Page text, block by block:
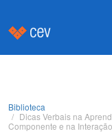
Biblioteca
Dicas Verbais na
Componente e na